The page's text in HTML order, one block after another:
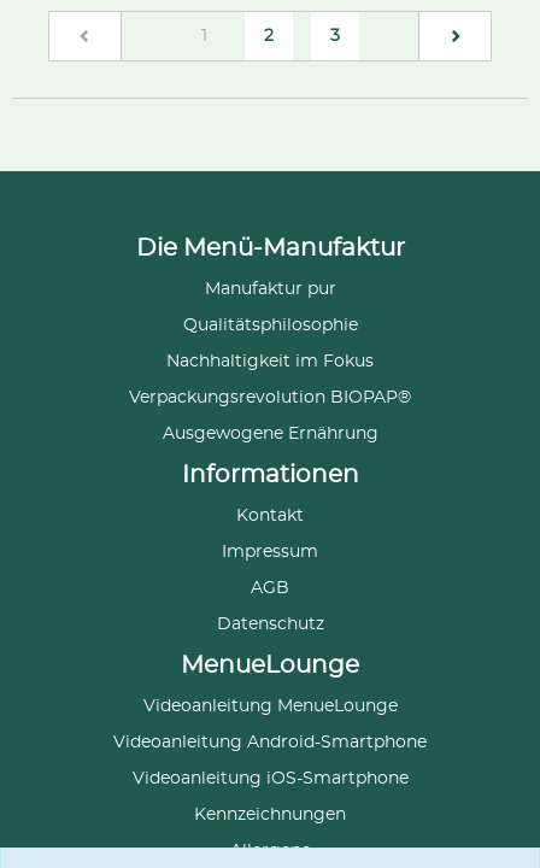
(current)
2 3
Die Menü-Manufaktur
Manufaktur pur
Qualitätsphilosophie
Nachhaltigkeit im Fokus
Verpackungsrevolution BIOPAP®
Ausgewogene Ernährung
Informationen
Kontakt
Impressum
AGB
Datenschutz
MenueLounge
Videoanleitung MenueLounge
Videoanleitung Android-Smartphone
Videoanleitung iOS-Smartphone
Kennzeichnungen
Allergene